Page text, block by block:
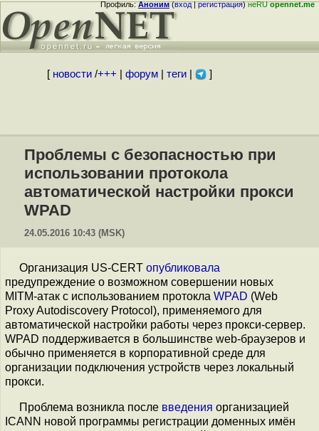
Профиль:Аноним(вход|регистрация)неRUopennet.me
[ новости/+++ форум| теги| ]
Проблемы с безопасностью при
использовании протокола
автоматической настройки прокси
WPAD
24.05.2016 10:43 (MSK)
Организация US-CERT опубликовала
предупреждение о возможном совершении новых
MITM-атак с использованием протокла WPAD (Web
Proxy Autodiscovery Protocol), применяемого для
автоматической настройки работы через прокси-сервер.
WPAD поддерживается в большинстве web-браузеров и
обычно применяется в корпоративной среде для
организации подключения устройств через локальный
прокси.
Проблема возникла после введения организацией
ICANN новой программы регистрации доменных имён